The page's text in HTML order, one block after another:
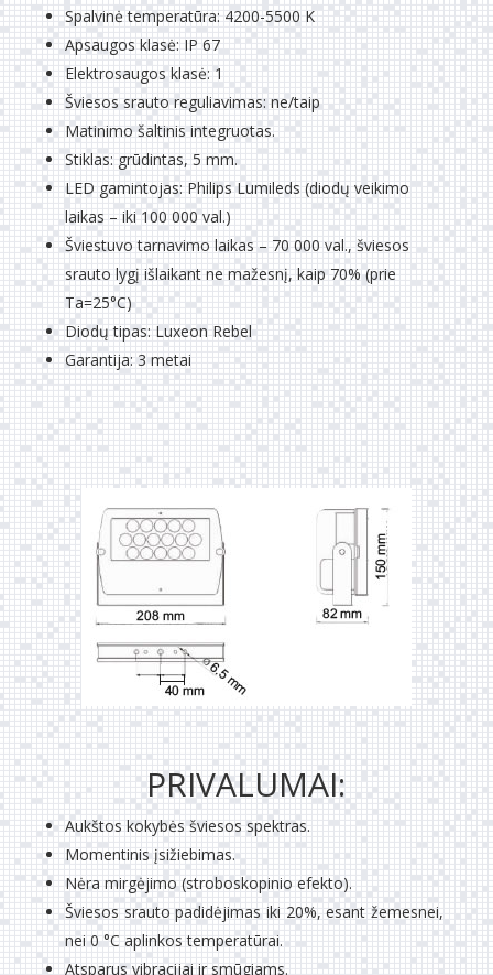
Spalvinė temperatūra: 4200-5500 K
Apsaugos klasė: IP 67
Elektrosaugos klasė: 1
Šviesos srauto reguliavimas: ne/taip
Matinimo šaltinis integruotas.
Stiklas: grūdintas, 5 mm.
LED gamintojas: Philips Lumileds (diodų veikimo
laikas – iki 100 000 val.)
Šviestuvo tarnavimo laikas – 70 000 val., šviesos
srauto lygį išlaikant ne mažesnį, kaip 70% (prie
Ta=25°C)
Diodų tipas: Luxeon Rebel
Garantija: 3 metai
PRIVALUMAI:
Aukštos kokybės šviesos spektras.
Momentinis įsižiebimas.
Nėra mirgėjimo (stroboskopinio efekto).
Šviesos srauto padidėjimas iki 20%, esant žemesnei,
nei 0 °C aplinkos temperatūrai.
Atsparus vibracijai ir smūgiams.